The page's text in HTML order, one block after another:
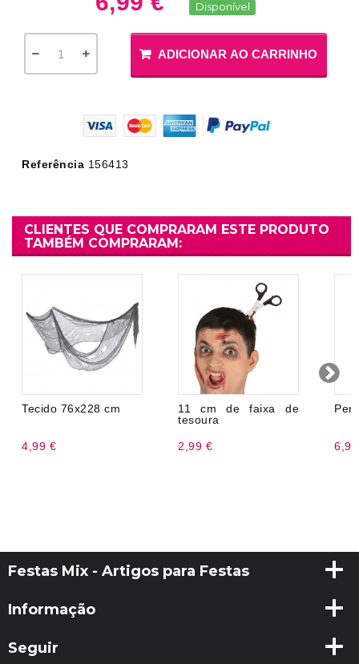
Disponível
ADICIONAR AO CARRINHO
Referência 156413
CLIENTES QUE COMPRARAM ESTE PRODUTO
TAMBÉM COMPRARAM:
Tecido 76x228 cm
4,99 €
11 cm de faixa de
tesoura
2,99 €
Festas Mix - Artigos para Festas
Informação
Seguir